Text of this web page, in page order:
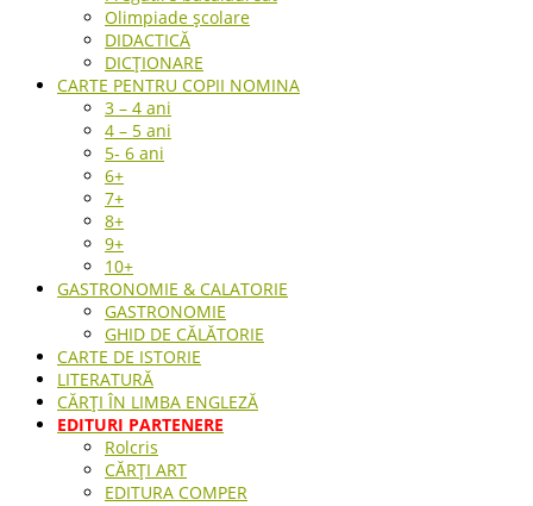
Olimpiade școlare
DIDACTICĂ
DICȚIONARE
CARTE PENTRU COPII NOMINA
3 – 4 ani
4 – 5 ani
5- 6 ani
6+
7+
8+
9+
10+
GASTRONOMIE & CALATORIE
GASTRONOMIE
GHID DE CĂLĂTORIE
CARTE DE ISTORIE
LITERATURĂ
CĂRȚI ÎN LIMBA ENGLEZĂ
EDITURI PARTENERE
Rolcris
CĂRȚI ART
EDITURA COMPER